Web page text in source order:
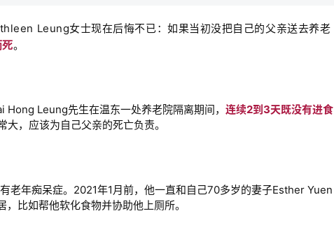
Leung女士现在后悔不已：如果当初没把自己的父亲送去养老
。
Leung先生在温东一处养老院隔离期间， 连续2到3天既没有进食
，应该为自己父亲的死亡负责。
老年痴呆症。2021年1月前，他一直和自己70多岁的妻子Esther Yuen
比如帮他软化食物并协助他上厕所。